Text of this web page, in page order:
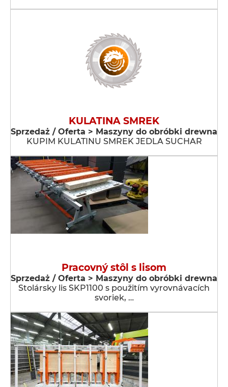
KULATINA SMREK
Sprzedaż / Oferta > Maszyny do obróbki drewna
KUPIM KULATINU SMREK JEDLA SUCHAR
Pracovný stôl s lisom
Sprzedaż / Oferta > Maszyny do obróbki drewna
Stolársky lis SKP1100 s použitím vyrovnávacích
svoriek, …